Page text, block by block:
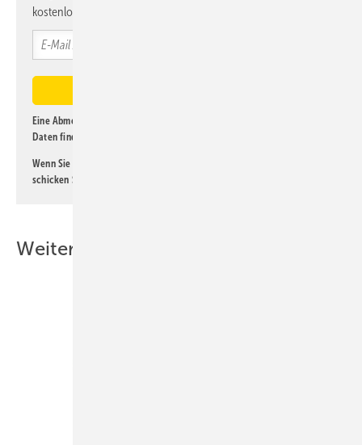
kostenlos direkt ins Postfach.
Eine Abmeldung ist jederzeit möglich. Informationen zum Umgang mit
Daten finden Sie auch in unserer
Wenn Sie selbst eine interessante Meldung beitragen möchten, so
schicken Sie diese bitte an
Weitere Inhalte